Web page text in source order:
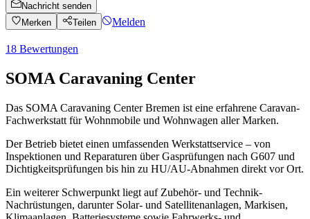
Nachricht senden
Merken
Teilen Melden
18 Bewertungen
SOMA Caravaning Center
Das SOMA Caravaning Center Bremen ist eine erfahrene Caravan-
Fachwerkstatt für Wohnmobile und Wohnwagen aller Marken.
Der Betrieb bietet einen umfassenden Werkstattservice – von
Inspektionen und Reparaturen über Gasprüfungen nach G607 und
Dichtigkeitsprüfungen bis hin zu HU/AU-Abnahmen direkt vor Ort.
Ein weiterer Schwerpunkt liegt auf Zubehör- und Technik-
Nachrüstungen, darunter Solar- und Satellitenanlagen, Markisen,